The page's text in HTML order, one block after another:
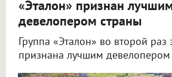
«Эталон» признан
девелопером страны
Группа «Эталон» во второй раз
признана лучшим девелопером